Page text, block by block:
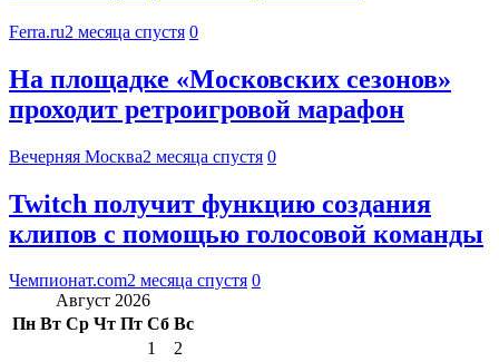
Ferra.ru2 месяца спустя 0
На площадке «Московских сезонов»
проходит ретроигровой марафон
Вечерняя Москва2 месяца спустя 0
Twitch получит функцию создания
клипов с помощью голосовой команды
Чемпионат.com2 месяца спустя 0
Август 2026
Пн Вт Ср Чт Пт Сб Вс
1
2